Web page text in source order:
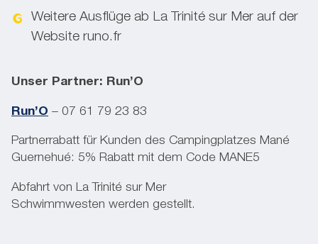
Weitere Ausflüge ab La Trinité sur Mer auf der
Website runo.fr
Unser Partner: Run’O
Run’O – 07 61 79 23 83
Partnerrabatt für Kunden des Campingplatzes Mané
Guernehué: 5% Rabatt mit dem Code MANE5
Abfahrt von La Trinité sur Mer
Schwimmwesten werden gestellt.